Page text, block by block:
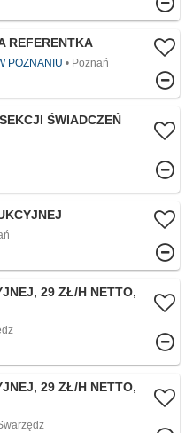
REFERENTKA
POZNANIU
Poznań
ŚWIADCZEŃ
29 ZŁ/H NETTO,
29 ZŁ/H NETTO,